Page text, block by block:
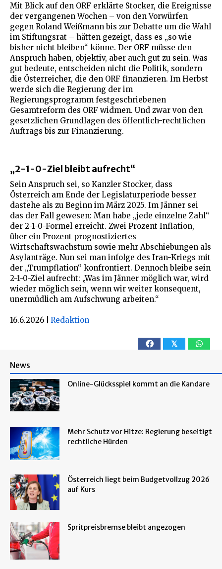
Mit Blick auf den ORF erklärte Stocker, die Ereignisse
der vergangenen Wochen – von den Vorwürfen
gegen Roland Weißmann bis zur Debatte um die Wahl
im Stiftungsrat – hätten gezeigt, dass es „so wie
bisher nicht bleiben“ könne. Der ORF müsse den
Anspruch haben, objektiv, aber auch gut zu sein. Was
gut bedeute, entscheiden nicht die Politik, sondern
die Österreicher, die den ORF finanzieren. Im Herbst
werde sich die Regierung der im
Regierungsprogramm festgeschriebenen
Gesamtreform des ORF widmen. Und zwar von den
gesetzlichen Grundlagen des öffentlich-rechtlichen
Auftrags bis zur Finanzierung.
„2-1-0-Ziel bleibt aufrecht“
Sein Anspruch sei, so Kanzler Stocker, dass
Österreich am Ende der Legislaturperiode besser
dastehe als zu Beginn im März 2025. Im Jänner sei
das der Fall gewesen: Man habe „jede einzelne Zahl“
der 2-1-0-Formel erreicht. Zwei Prozent Inflation,
über ein Prozent prognostiziertes
Wirtschaftswachstum sowie mehr Abschiebungen als
Asylanträge. Nun sei man infolge des Iran-Kriegs mit
der „Trumpflation“ konfrontiert. Dennoch bleibe sein
2-1-0-Ziel aufrecht: „Was im Jänner möglich war, wird
wieder möglich sein, wenn wir weiter konsequent,
unermüdlich am Aufschwung arbeiten.“
16.6.2026 Redaktion
𝕏
News
Online-Glücksspiel kommt an die Kandare
Mehr Schutz vor Hitze: Regierung beseitigt
rechtliche Hürden
Österreich liegt beim Budgetvollzug 2026
auf Kurs
Spritpreisbremse bleibt angezogen